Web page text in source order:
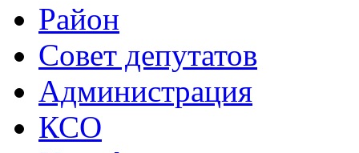
Район
Совет депутатов
Администрация
КСО